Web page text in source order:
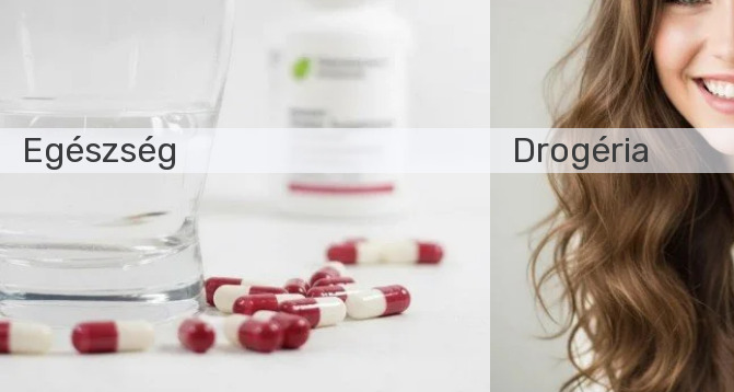
Egészség Drogéria